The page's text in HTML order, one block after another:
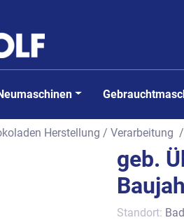
Neumaschinen
Herstellung / Verarbeitung
geb.
Standort: